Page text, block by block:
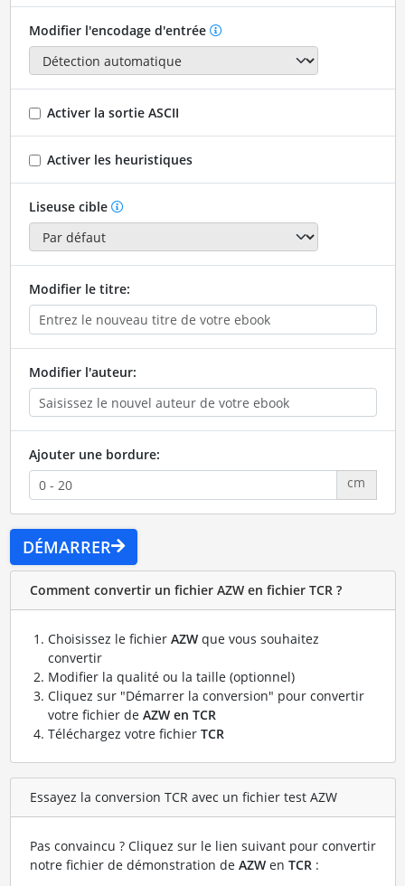
Modifier l'encodage d'entrée
Activer la sortie ASCII
Activer les heuristiques
Liseuse cible
Modifier le titre:
Modifier l'auteur:
Ajouter une bordure:
cm
DÉMARRER
Comment convertir un fichier AZW en fichier TCR ?
Choisissez le fichier AZWque vous souhaitez
convertir
Modifier la qualité ou la taille (optionnel)
Cliquez sur "Démarrer la conversion" pour convertir
votre fichier de AZW en TCR
Téléchargez votre fichier TCR
Essayez la conversion TCR avec un fichier test AZW
Pas convaincu ? Cliquez sur le lien suivant pour convertir
notre fichier de démonstration de AZWen TCR: